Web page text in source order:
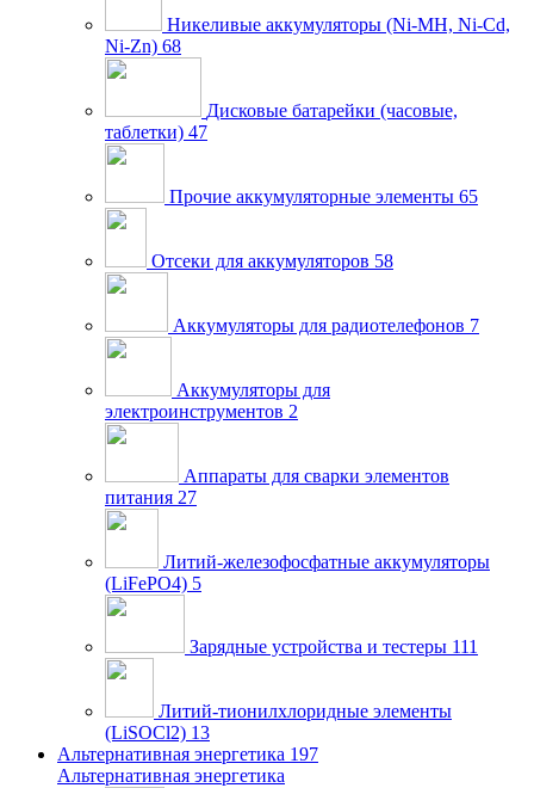
Никеливые аккумуляторы (Ni-MH, Ni-Cd,
Ni-Zn) 68
Дисковые батарейки (часовые,
таблетки) 47
Прочие аккумуляторные элементы 65
Отсеки для аккумуляторов 58
Аккумуляторы для радиотелефонов 7
Аккумуляторы для
электроинструментов 2
Аппараты для сварки элементов
питания 27
Литий-железофосфатные аккумуляторы
(LiFePO4) 5
Зарядные устройства и тестеры 111
Литий-тионилхлоридные элементы
(LiSOCl2) 13
Альтернативная энергетика 197
Альтернативная энергетика